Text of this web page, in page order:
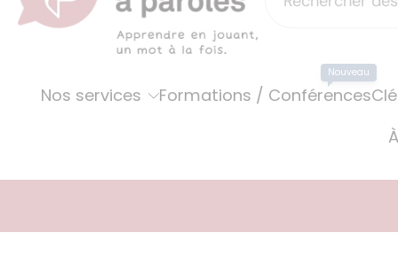
Nos services Formations / Conférences
Nouveau